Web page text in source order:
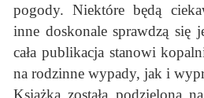
pogody. Niektóre będą
inne doskonale sprawdzą się
cała publikacja stanowi
na rodzinne wypady, jak i
Książka została podzielona